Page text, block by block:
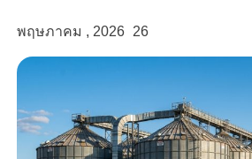
พฤษภาคม , 2026 26